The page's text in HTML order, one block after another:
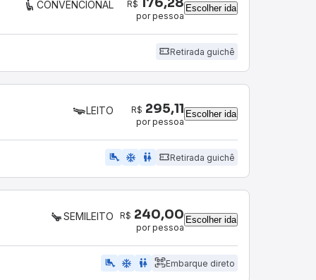
CONVENCIONAL R$
por pessoa
Escolher ida
Retirada guichê
LEITO R$ 295,11
por pessoa
Escolher ida
airline_seat_legroom_extra ac_unit wc Retirada guichê
SEMILEITO R$ 240,00
por pessoa
Escolher ida
airline_seat_legroom_extra ac_unit WC Embarque direto